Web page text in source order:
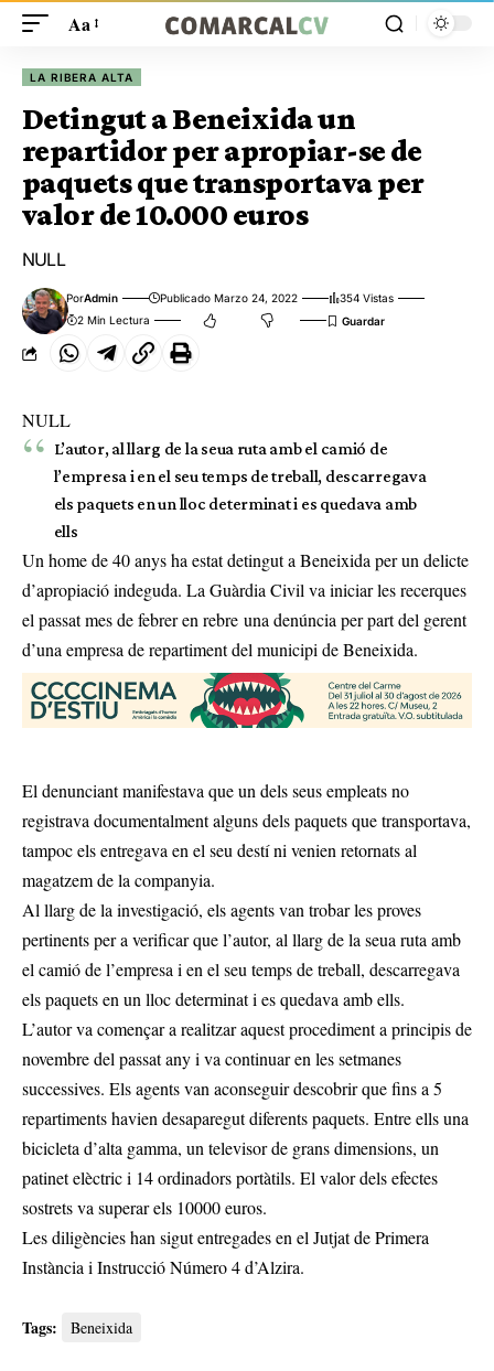
Aa
LA RIBERA ALTA
Detingut a Beneixida un
repartidor per apropiar-se de
paquets que transportava per
valor de 10.000 euros
NULL
PorAdmin Publicado Marzo 24, 2022
354 Vistas
2 Min Lectura
NULL
L’autor, al llarg de la seua ruta amb el camió de
l’empresa i en el seu temps de treball, descarregava
els paquets en un lloc determinat i es quedava amb
ells
Un home de 40 anys ha estat detingut a Beneixida per un delicte
d’apropiació indeguda. La Guàrdia Civil va iniciar les recerques
el passat mes de febrer en rebre una denúncia per part del gerent
d’una empresa de repartiment del municipi de Beneixida.
El denunciant manifestava que un dels seus empleats no
registrava documentalment alguns dels paquets que transportava,
tampoc els entregava en el seu destí ni venien retornats al
magatzem de la companyia.
Al llarg de la investigació, els agents van trobar les proves
pertinents per a verificar que l’autor, al llarg de la seua ruta amb
el camió de l’empresa i en el seu temps de treball, descarregava
els paquets en un lloc determinat i es quedava amb ells.
L’autor va començar a realitzar aquest procediment a principis de
novembre del passat any i va continuar en les setmanes
successives. Els agents van aconseguir descobrir que fins a 5
repartiments havien desaparegut diferents paquets. Entre ells una
bicicleta d’alta gamma, un televisor de grans dimensions, un
patinet elèctric i 14 ordinadors portàtils. El valor dels efectes
sostrets va superar els 10000 euros.
Les diligències han sigut entregades en el Jutjat de Primera
Instància i Instrucció Número 4 d’Alzira.
Tags: Beneixida